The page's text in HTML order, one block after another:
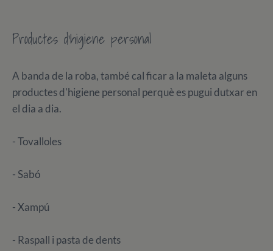
Productes d'higiene personal
A banda de la roba, també cal ficar a la maleta alguns
productes d'higiene personal perquè es pugui dutxar en
el dia a dia.
- Tovalloles
- Sabó
- Xampú
- Raspall i pasta de dents